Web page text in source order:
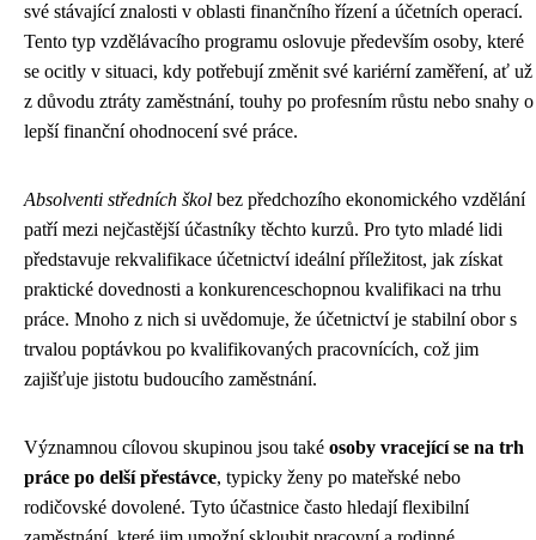
své stávající znalosti v oblasti finančního řízení a účetních operací.
Tento typ vzdělávacího programu oslovuje především osoby, které
se ocitly v situaci, kdy potřebují změnit své kariérní zaměření, ať už
z důvodu ztráty zaměstnání, touhy po profesním růstu nebo snahy o
lepší finanční ohodnocení své práce.
Absolventi středních škol bez předchozího ekonomického vzdělání
patří mezi nejčastější účastníky těchto kurzů. Pro tyto mladé lidi
představuje rekvalifikace účetnictví ideální příležitost, jak získat
praktické dovednosti a konkurenceschopnou kvalifikaci na trhu
práce. Mnoho z nich si uvědomuje, že účetnictví je stabilní obor s
trvalou poptávkou po kvalifikovaných pracovnících, což jim
zajišťuje jistotu budoucího zaměstnání.
Významnou cílovou skupinou jsou také osoby vracející se na trh
práce po delší přestávce, typicky ženy po mateřské nebo
rodičovské dovolené. Tyto účastnice často hledají flexibilní